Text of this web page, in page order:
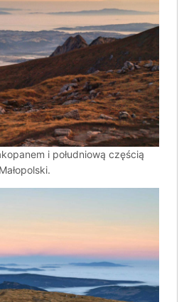
i południową częścią
Małopolski.